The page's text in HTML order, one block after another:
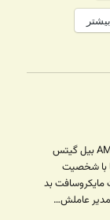
بیشتر
این مطلب ترجمه و کمی تلخیص چند بخش از جلسه AMA بیل گیتس
با شخصیت
بد
عاملش…